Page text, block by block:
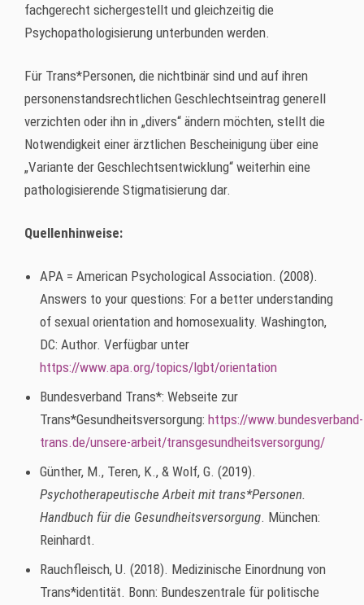
fachgerecht sichergestellt und gleichzeitig die
Psychopathologisierung unterbunden werden.
Für Trans*Personen, die nichtbinär sind und auf ihren
personenstandsrechtlichen Geschlechtseintrag generell
verzichten oder ihn in „divers“ ändern möchten, stellt die
Notwendigkeit einer ärztlichen Bescheinigung über eine
„Variante der Geschlechtsentwicklung“ weiterhin eine
pathologisierende Stigmatisierung dar.
Quellenhinweise:
APA = American Psychological Association. (2008).
Answers to your questions: For a better understanding
of sexual orientation and homosexuality. Washington,
DC: Author. Verfügbar unter
https://www.apa.org/topics/lgbt/orientation
Bundesverband Trans*: Webseite zur
Trans*Gesundheitsversorgung: https://www.bundesverband-
trans.de/unsere-arbeit/transgesundheitsversorgung/
Günther, M., Teren, K., & Wolf, G. (2019).
Psychotherapeutische Arbeit mit trans*Personen.
Handbuch für die Gesundheitsversorgung. München:
Reinhardt.
Rauchfleisch, U. (2018). Medizinische Einordnung von
Trans*identität. Bonn: Bundeszentrale für politische